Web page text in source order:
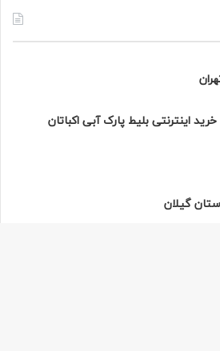
اینترنتی بلیط پارک آبی اکباتان
گیلان